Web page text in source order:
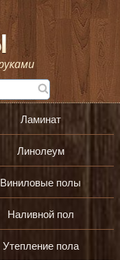
Ламинат
Линолеум
Виниловые полы
Наливной пол
Утепление пола